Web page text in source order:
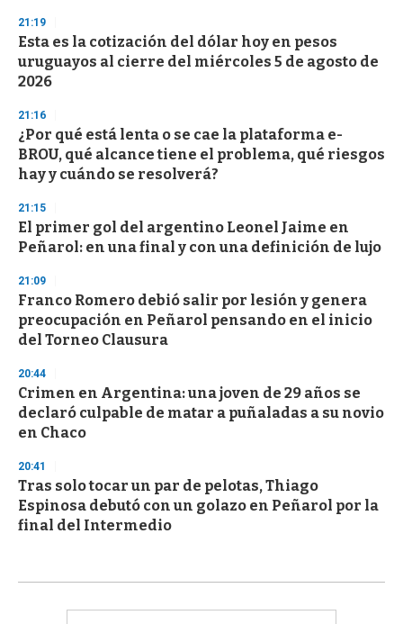
d
s
21:19
Esta es la cotización del dólar hoy en pesos
uruguayos al cierre del miércoles 5 de agosto de
2026
21:16
¿Por qué está lenta o se cae la plataforma e-
BROU, qué alcance tiene el problema, qué riesgos
hay y cuándo se resolverá?
21:15
El primer gol del argentino Leonel Jaime en
Peñarol: en una final y con una definición de lujo
21:09
Franco Romero debió salir por lesión y genera
preocupación en Peñarol pensando en el inicio
del Torneo Clausura
20:44
Crimen en Argentina: una joven de 29 años se
declaró culpable de matar a puñaladas a su novio
en Chaco
20:41
Tras solo tocar un par de pelotas, Thiago
Espinosa debutó con un golazo en Peñarol por la
final del Intermedio